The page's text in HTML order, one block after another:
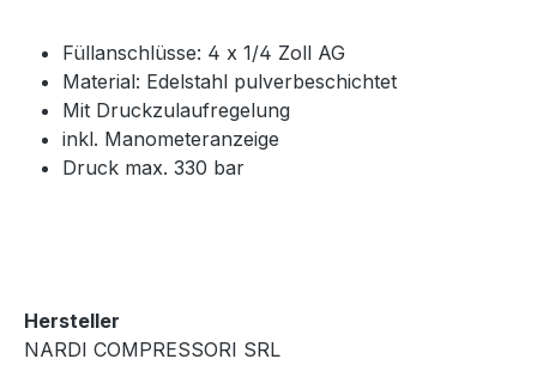
Füllanschlüsse: 4 x 1/4 Zoll AG
Material: Edelstahl pulverbeschichtet
Mit Druckzulaufregelung
inkl. Manometeranzeige
Druck max. 330 bar
Hersteller
NARDI COMPRESSORI SRL